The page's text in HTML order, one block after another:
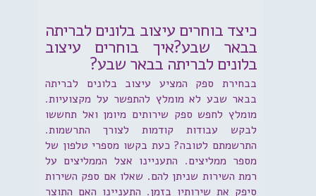
כיצד בוחרים עיצוב בלונים לבריתה
בבאר שבע?איך בוחרים עיצוב
בלונים לבריתה בבאר שבע?
בבחירת ספק המציע עיצוב בלונים לבריתה
בבאר שבע לא מומלץ להתפשר על מקצועיות.
מומלץ לחפש ספק שירותים מיומן ואל תחששו
לבקש עבודות קודמות לצורך התרשמות.
התרשמתם לטובה? כעת בקשו מספרי טלפון של
מספר ממליצים. התעניינו אצל הממליצים על
רמת השירות שניתן להם. שאלו אם ספק השירות
סיפק את שירותיו בזמן. התעניינו האם התוצר